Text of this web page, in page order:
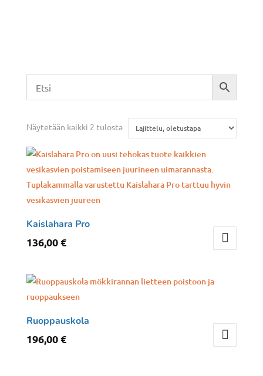
Näytetään kaikki 2 tulosta
Kaislahara Pro
136,00€
Ruoppauskola
196,00€